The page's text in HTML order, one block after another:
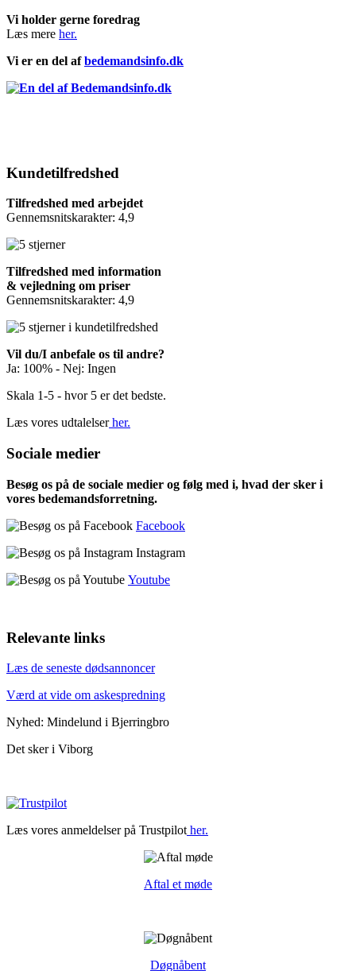
Vi holder gerne foredrag
Læs mere her.
Vi er en del afbedemandsinfo.dk
Kundetilfredshed
Tilfredshed med arbejdet
Gennemsnitskarakter: 4,9
Tilfredshed med information
& vejledning om priser
Gennemsnitskarakter: 4,9
Vil du/I anbefale os til andre?
Ja: 100% - Nej: Ingen
Skala 1-5 - hvor 5 er det bedste.
Læs vores udtalelserher.
Sociale medier
Besøg os på de sociale medier og følg med i, hvad der sker i
vores bedemandsforretning.
Facebook
Instagram
Youtube
Relevante links
Læs de seneste dødsannoncer
Værd at vide om askespredning
Nyhed: Mindelund i Bjerringbro
Det sker i Viborg
Læs vores anmeldelser på Trustpilot her.
Aftal et møde
Døgnåbent